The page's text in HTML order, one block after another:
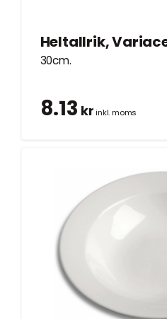
30cm.
8.13 krinkl. moms